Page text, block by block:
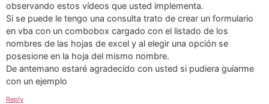
observando estos vídeos que usted implementa.
Si se puede le tengo una consulta trato de crear un formulario
en vba con un combobox cargado con el listado de los
nombres de las hojas de excel y al elegir una opción se
posesione en la hoja del mismo nombre.
De antemano estaré agradecido con usted si pudiera guiarme
con un ejemplo
Reply